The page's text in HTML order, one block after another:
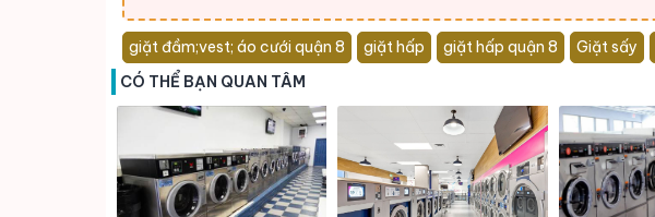
giặt đầm;vest; áo cưới quận 8 giặt hấp giặt hấp quận 8 Giặt sấy
CÓ THỂ BẠN QUAN TÂM